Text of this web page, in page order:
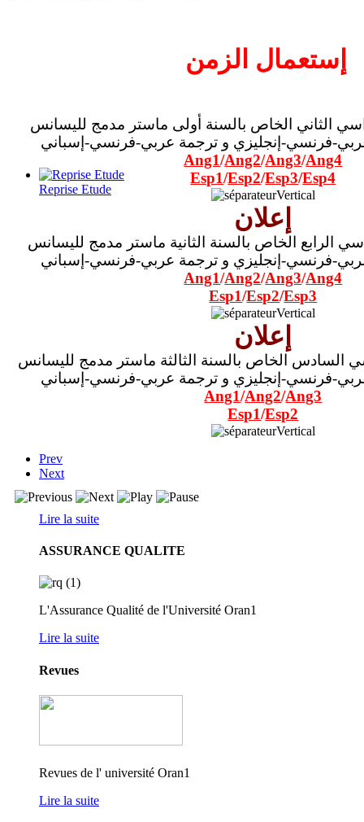
Reprise Etude
إستعمال الزمن
الثاني الخاص بالسنة أولى ماستر مدمج لليسانس
فرنسي-إنجليزي و ترجمة عربي-فرنسي-إسباني
Ang1/Ang2/Ang3/Ang4
Esp1/Esp2/Esp3/Esp4
إعلان
الرابع الخاص بالسنة الثانية ماستر مدمج لليسانس
فرنسي-إنجليزي و ترجمة عربي-فرنسي-إسباني
Ang1/Ang2/Ang3/Ang4
Esp1/Esp2/Esp3
إعلان
السادس الخاص بالسنة الثالثة ماستر مدمج لليسانس
فرنسي-إنجليزي و ترجمة عربي-فرنسي-إسباني
Ang1/Ang2/Ang3
Esp1/Esp2
Prev
Next
Lire la suite
ASSURANCE QUALITE
L'Assurance Qualité de l'Université Oran1
Lire la suite
Revues
Revues de l' université Oran1
Lire la suite